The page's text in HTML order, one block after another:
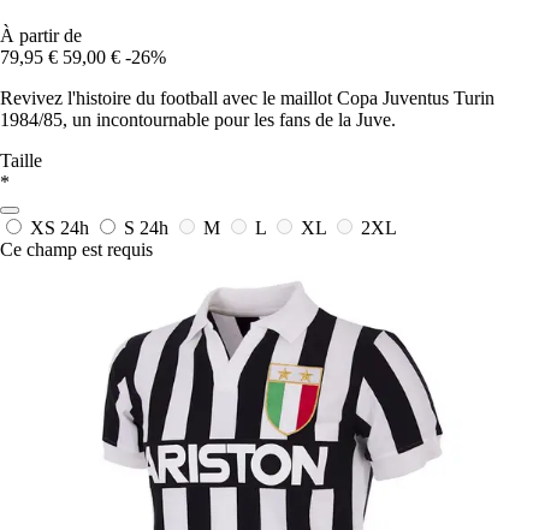
À partir de
79,95 € 59,00 € -26%
Revivez l'histoire du football avec le maillot Copa Juventus Turin
1984/85, un incontournable pour les fans de la Juve.
Taille
*
XS 24h S 24h M L XL
2XL
Ce champ est requis